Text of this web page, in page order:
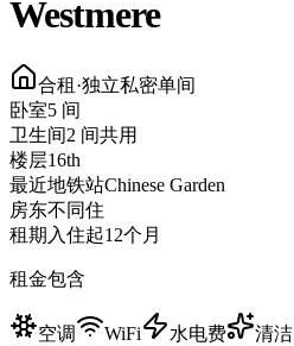
Westmere
合租·独立私密单间
卧室5 间
卫生间2 间共用
楼层16th
最近地铁站Chinese Garden
房东不同住
租期 入住起12个月
租金包含
空调 WiFi 水电费
清洁